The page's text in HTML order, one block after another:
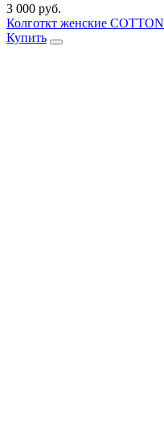
3 000 руб.
Колготкт женские
Купить